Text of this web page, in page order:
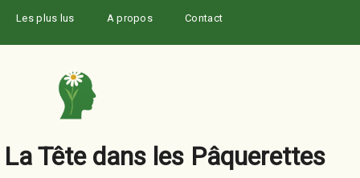
AllerLes plus lus A propos Contact
La Tête dans les Pâquerettes